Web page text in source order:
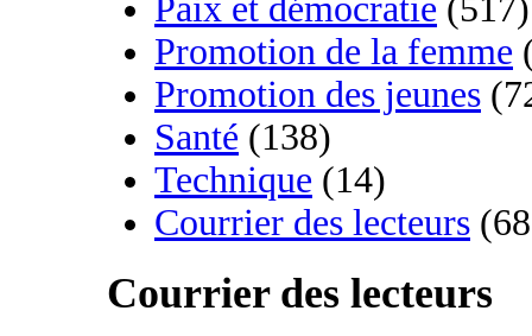
Paix et démocratie (517)
Promotion de la femme
Promotion des jeunes
Santé (138)
Technique (14)
Courrier des lecteurs
Courrier des lecteurs